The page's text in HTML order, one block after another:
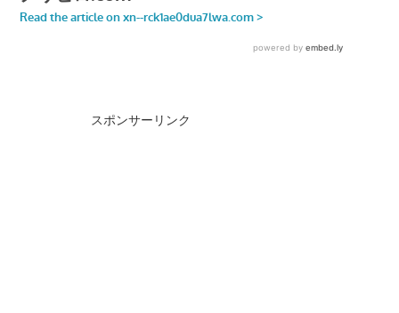
スポンサーリンク